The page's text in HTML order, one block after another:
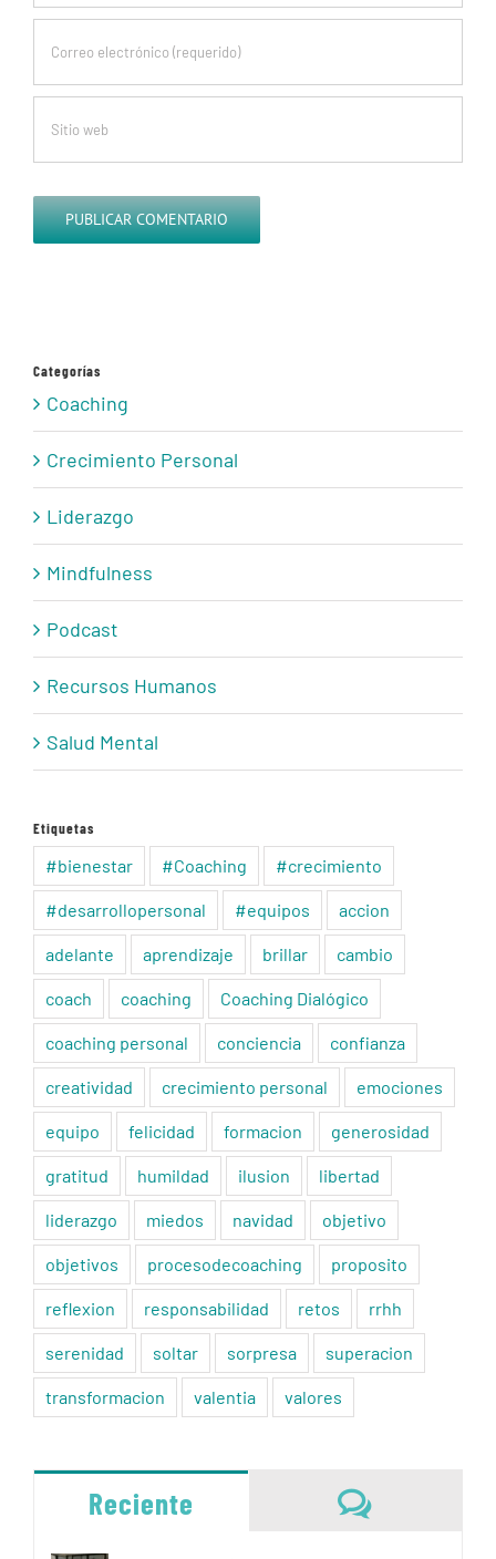
Categorías
Coaching
Crecimiento Personal
Liderazgo
Mindfulness
Podcast
Recursos Humanos
Salud Mental
Etiquetas
#bienestar #Coaching #crecimiento
#desarrollopersonal #equipos accion
adelante aprendizaje brillar cambio
coach coaching Coaching Dialógico
coaching personal conciencia confianza
creatividad crecimiento personal emociones
equipo felicidad formacion generosidad
gratitud humildad ilusion libertad
liderazgo miedos navidad objetivo
objetivos procesodecoaching proposito
reflexion responsabilidad retos rrhh
serenidad soltar sorpresa superacion
transformacion valentia valores
Reciente